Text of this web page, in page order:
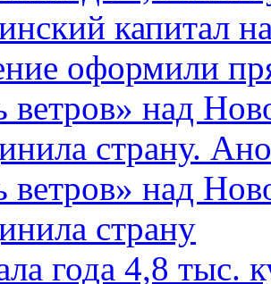
капитал
оформили
ветров» над
страну.
ветров» над
страну
года 4,8 тыс.